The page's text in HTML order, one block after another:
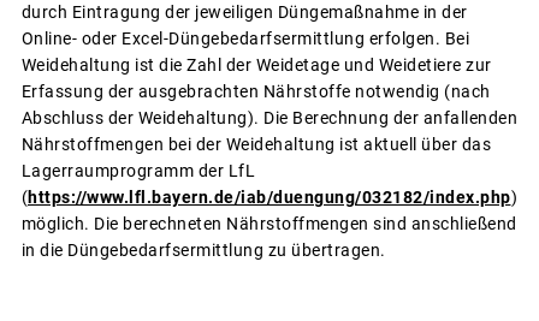
durch Eintragung der jeweiligen Düngemaßnahme in der
Online- oder Excel-Düngebedarfsermittlung erfolgen. Bei
Weidehaltung ist die Zahl der Weidetage und Weidetiere zur
Erfassung der ausgebrachten Nährstoffe notwendig (nach
Abschluss der Weidehaltung). Die Berechnung der anfallenden
Nährstoffmengen bei der Weidehaltung ist aktuell über das
Lagerraumprogramm der LfL
(https://www.lfl.bayern.de/iab/duengung/032182/index.php)
möglich. Die berechneten Nährstoffmengen sind anschließend
in die Düngebedarfsermittlung zu übertragen.